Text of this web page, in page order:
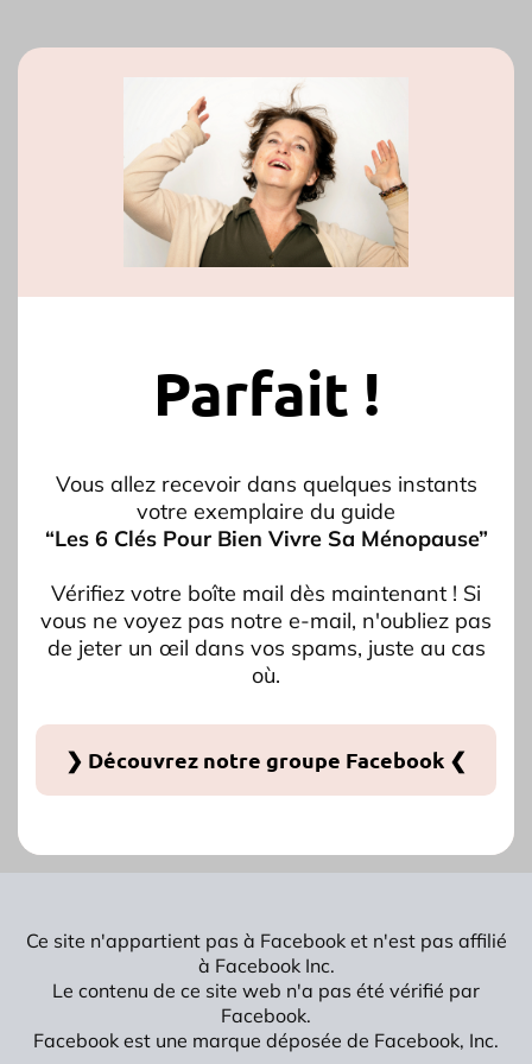
Parfait !
Vous allez recevoir dans quelques instants
votre exemplaire du guide
“Les 6 Clés Pour Bien Vivre Sa Ménopause”
Vérifiez votre boîte mail dès maintenant ! Si
vous ne voyez pas notre e-mail, n'oubliez pas
de jeter un œil dans vos spams, juste au cas
où.
❯ Découvrez notre groupe Facebook ❮
Ce site n'appartient pas à Facebook et n'est pas affilié
à Facebook Inc.
Le contenu de ce site web n'a pas été vérifié par
Facebook.
Facebook est une marque déposée de Facebook, Inc.